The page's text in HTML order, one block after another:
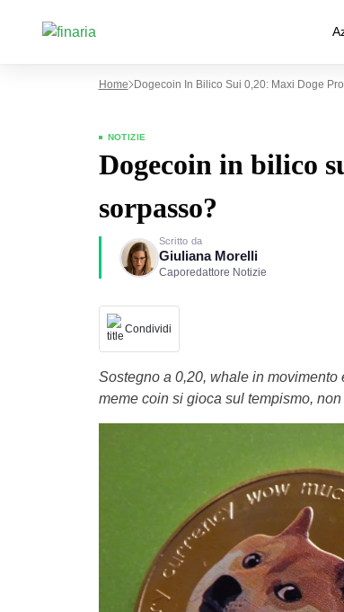
Home Dogecoin In Bilico Sui 0,20: Maxi Doge
NOTIZIE
Dogecoin in bilico
sorpasso?
Scritto da
Giuliana Morelli
Caporedattore Notizie
Condividi
Sostegno a 0,20, whale in
meme coin si gioca sul tempismo,